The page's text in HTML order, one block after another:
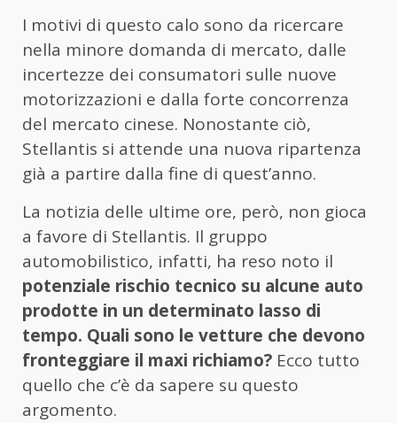
I motivi di questo calo sono da ricercare
nella minore domanda di mercato, dalle
incertezze dei consumatori sulle nuove
motorizzazioni e dalla forte concorrenza
del mercato cinese. Nonostante ciò,
Stellantis si attende una nuova ripartenza
già a partire dalla fine di quest’anno.
La notizia delle ultime ore, però, non gioca
a favore di Stellantis. Il gruppo
automobilistico, infatti, ha reso noto il
potenziale rischio tecnico su alcune auto
prodotte in un determinato lasso di
tempo. Quali sono le vetture che devono
fronteggiare il maxi richiamo? Ecco tutto
quello che c’è da sapere su questo
argomento.